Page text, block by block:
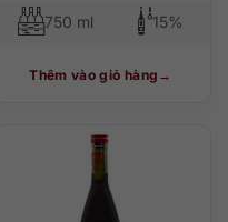
750 ml 15%
Thêm vào giỏ hàng